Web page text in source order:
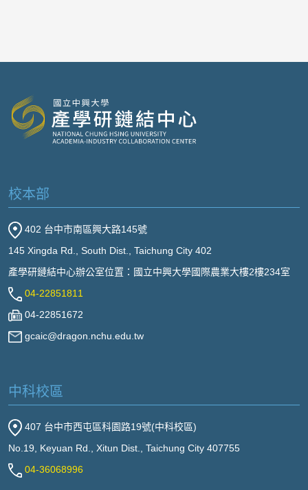
校本部
402 台中市南區興大路145號
145 Xingda Rd., South Dist., Taichung City 402
產學研鏈結中心辦公室位置：國立中興大學國際農業大樓2樓234室
04-22851811
04-22851672
gcaic@dragon.nchu.edu.tw
中科校區
407 台中市西屯區科園路19號(中科校區)
No.19, Keyuan Rd., Xitun Dist., Taichung City 407755
04-36068996